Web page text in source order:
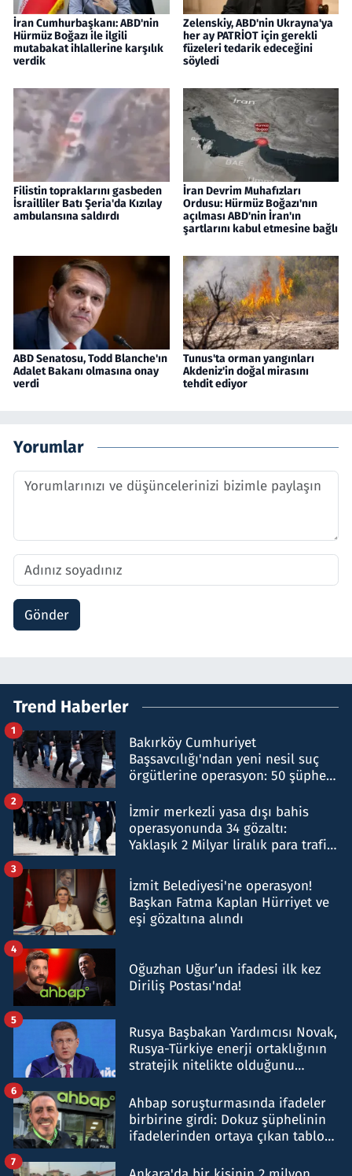
İran Cumhurbaşkanı: ABD'nin
Hürmüz Boğazı ile ilgili
mutabakat ihlallerine karşılık
verdik
Zelenskiy, ABD'nin Ukrayna'ya
her ay PATRİOT için gerekli
füzeleri tedarik edeceğini
söyledi
Filistin topraklarını gasbeden
İsrailliler Batı Şeria'da Kızılay
ambulansına saldırdı
İran Devrim Muhafızları
Ordusu: Hürmüz Boğazı'nın
açılması ABD'nin İran'ın
şartlarını kabul etmesine bağlı
ABD Senatosu, Todd Blanche'ın
Adalet Bakanı olmasına onay
verdi
Tunus'ta orman yangınları
Akdeniz'in doğal mirasını
tehdit ediyor
Yorumlar
Gönder
Trend Haberler
Bakırköy Cumhuriyet
Başsavcılığı'ndan yeni nesil suç
örgütlerine operasyon: 50 şüpheli
1
İzmir merkezli yasa dışı bahis
operasyonunda 34 gözaltı:
Yaklaşık 2 Milyar liralık para trafiği
2
İzmit Belediyesi'ne operasyon!
Başkan Fatma Kaplan Hürriyet ve
eşi gözaltına alındı
3
Oğuzhan Uğur’un ifadesi ilk kez
Diriliş Postası'nda!
4
Rusya Başbakan Yardımcısı Novak,
Rusya-Türkiye enerji ortaklığının
stratejik nitelikte olduğunu
5
Ahbap soruşturmasında ifadeler
birbirine girdi: Dokuz şüphelinin
ifadelerinden ortaya çıkan tablo
6
7